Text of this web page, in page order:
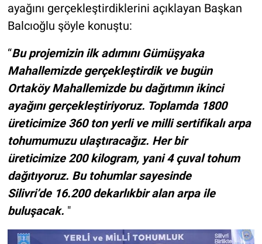
ayağını gerçekleştirdiklerini açıklayan Başkan
Balcıoğlu şöyle konuştu:
“Bu projemizin ilk adımını Gümüşyaka
Mahallemizde gerçekleştirdik ve bugün
Ortaköy Mahallemizde bu dağıtımın ikinci
ayağını gerçekleştiriyoruz. Toplamda 1800
üreticimize 360 ton yerli ve milli sertifikalı arpa
tohumumuzu ulaştıracağız. Her bir
üreticimize 200 kilogram, yani 4 çuval tohum
dağıtıyoruz. Bu tohumlar sayesinde
Silivri’de 16.200 dekarlıkbir alan arpa ile
buluşacak. "